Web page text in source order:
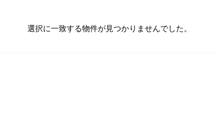
選択に一致する物件が見つかりませんでした。